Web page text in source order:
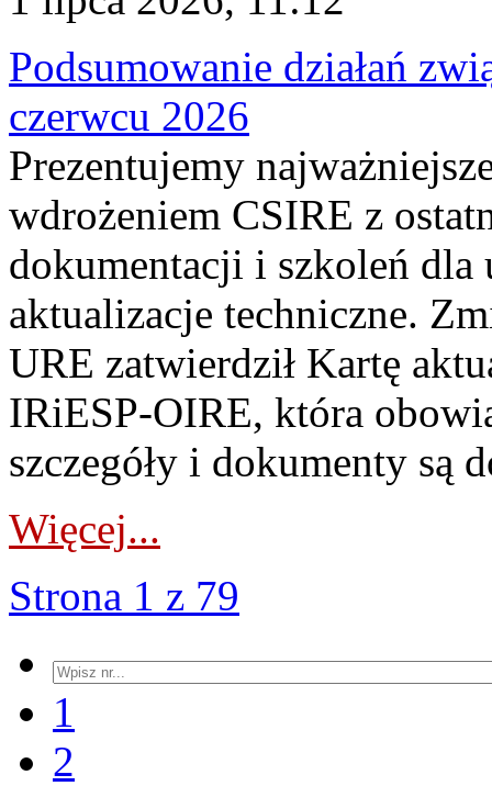
Podsumowanie działań
czerwcu 2026
Prezentujemy
wdrożeniem CSIRE z
dokumentacji i szkoleń
aktualizacje techniczne.
URE zatwierdził Kartę
IRiESP‑OIRE, która
szczegóły i dokumenty są
Więcej...
Strona 1 z 79
1
2